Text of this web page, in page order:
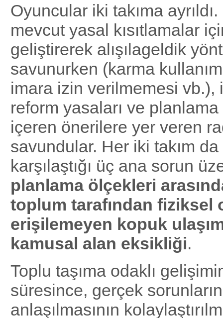
Oyuncular iki takıma
mevcut yasal kısıtlamalar
geliştirerek alışılageldik
savunurken (karma
imara izin verilmemesi vb.),
reform yasaları ve
içeren önerilere yer veren
savundular. Her iki takım
karşılaştığı üç ana sorun
planlama ölçekleri
toplum tarafından fiziksel
erişilemeyen kopuk
kamusal alan eksikliği.
Toplu taşıma odaklı
süresince, gerçek
anlaşılmasının